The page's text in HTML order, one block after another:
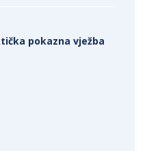
pokazna vježba